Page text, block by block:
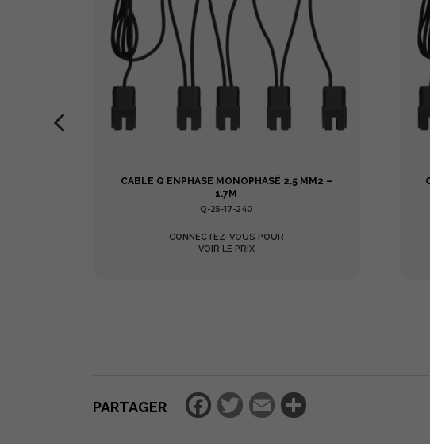
CABLE Q ENPHASE MONOPHASÉ 2.5 MM2 –
1.7M
Q-25-17-240
CONNECTEZ-VOUS POUR
VOIR LE PRIX
PARTAGER Facebook
Twitter
Email